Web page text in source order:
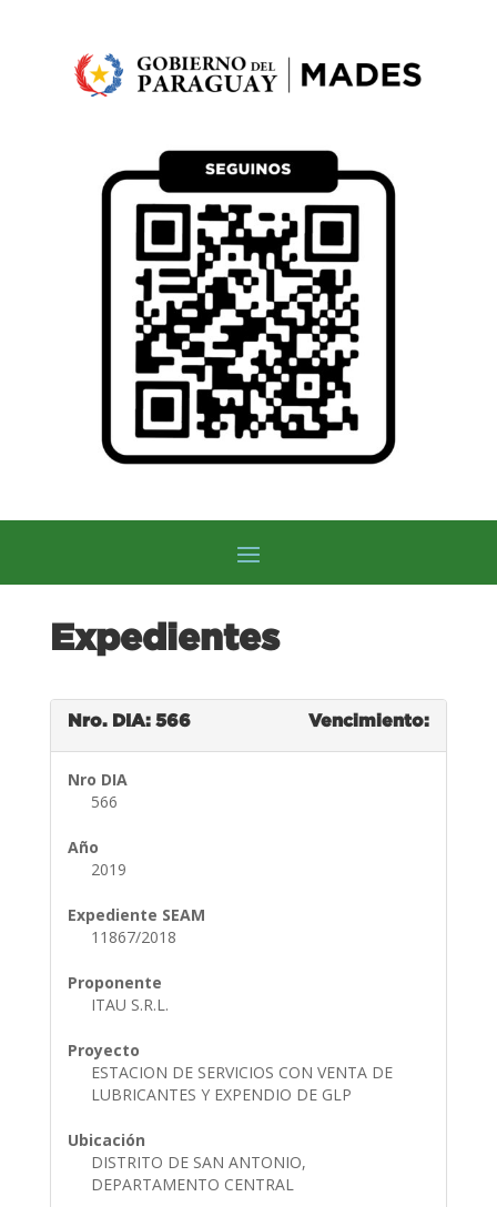
Expedientes
Nro. DIA: 566 Vencimiento:
Nro DIA
566
Año
2019
Expediente SEAM
11867/2018
Proponente
ITAU S.R.L.
Proyecto
ESTACION DE SERVICIOS CON VENTA DE
LUBRICANTES Y EXPENDIO DE GLP
Ubicación
DISTRITO DE SAN ANTONIO,
DEPARTAMENTO CENTRAL